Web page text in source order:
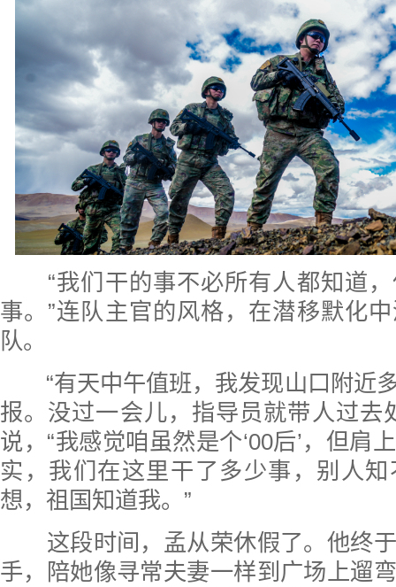
“我们干的事不必所有人都知道，
事。”连队主官的风格，在潜移默化
队。
“有天中午值班，我发现山口附近
报。没过一会儿，指导员就带人过去
说，“我感觉咱虽然是个‘00后’，但肩
实，我们在这里干了多少事，别人
想，祖国知道我。”
这段时间，孟从荣休假了。他终于
手，陪她像寻常夫妻一样到广场上遛